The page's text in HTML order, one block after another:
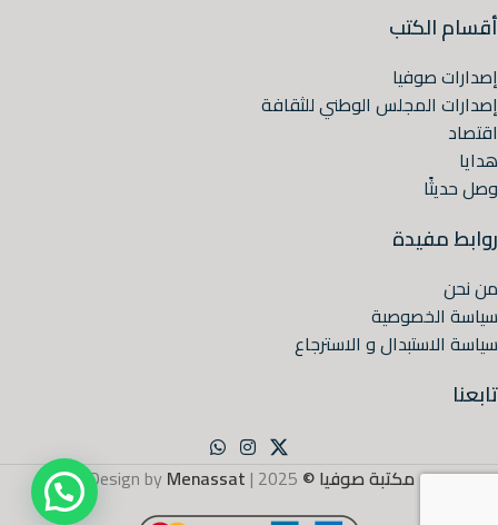
أقسام الكتب
إصدارات صوفيا
إصدارات المجلس الوطني للثقافة
اقتصاد
هدايا
وصل حديثًا
روابط مفيدة
من نحن
سياسة الخصوصية
سياسة الاستبدال و الاسترجاع
تابعنا
مكتبة صوفيا © 2025 | Design by
Menassat
.